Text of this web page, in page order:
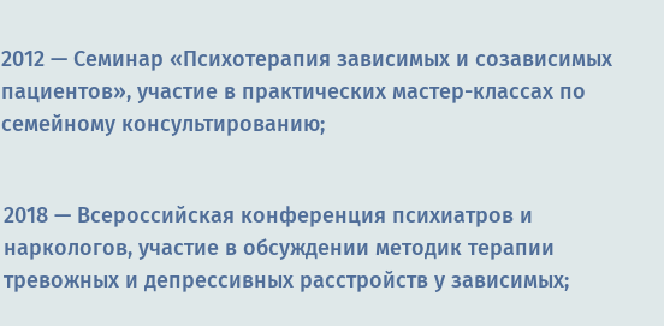
2012 — Семинар «Психотерапия зависимых и созависимых
пациентов», участие в практических мастер-классах по
семейному консультированию;
2018 — Всероссийская конференция психиатров и
наркологов, участие в обсуждении методик терапии
тревожных и депрессивных расстройств у зависимых;